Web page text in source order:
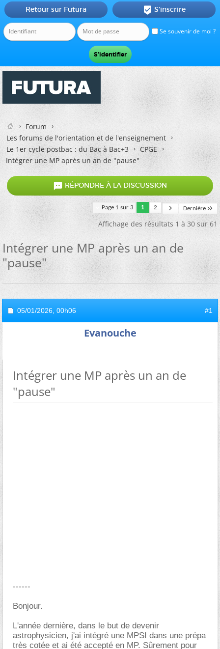
Se souvenir de moi ?
Retour sur Futura  S'inscrire
Forum
Les forums de l'orientation et de l'enseignement
Le 1er cycle postbac : du Bac à Bac+3
CPGE
Intégrer une MP après un an de "pause"
 RÉPONDRE À LA DISCUSSION
Page 1 sur 3 1 2 Dernière
Affichage des résultats 1 à 30 sur 61
Intégrer une MP après un an de
"pause"
05/01/2026, 00h06 #1
Evanouche
Intégrer une MP après un an de
"pause"
------
Bonjour.
L'année dernière, dans le but de devenir
astrophysicien, j'ai intégré une MPSI dans une prépa
très cotée et ai été accepté en MP. Sûrement pour